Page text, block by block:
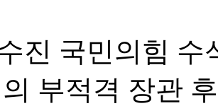
진 국민의힘
부적격 장관